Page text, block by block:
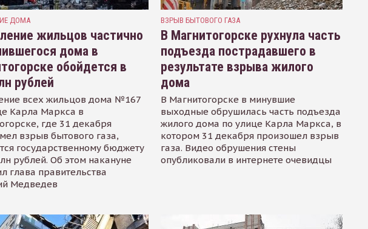
ДОМА
жильцов частично
дома в
обойдется в
рублей
всех жильцов дома №167
Карла Маркса в
где 31 декабря
взрыв бытового газа,
государственному бюджету
рублей. Об этом накануне
глава правительства
Медведев
ВЗРЫВ БЫТОВОГО ГАЗА
В Магнитогорске рухнула часть
подъезда пострадавшего в
результате взрыва жилого
дома
В Магнитогорске в минувшие
выходные обрушилась часть подъезда
жилого дома по улице Карла Маркса, в
котором 31 декабря произошел взрыв
газа. Видео обрушения стены
опубликовали в интернете очевидцы